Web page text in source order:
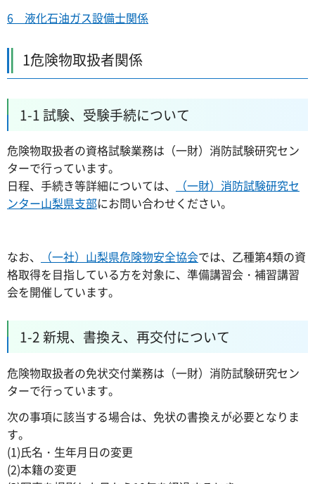
6 液化石油ガス設備士関係
1危険物取扱者関係
1-1 試験、受験手続について
危険物取扱者の資格試験業務は（一財）消防試験研究セン
ターで行っています。
日程、手続き等詳細については、
（一財）消防試験研究セ
ンター山梨県支部にお問い合わせください。
なお、 （一社）山梨県危険物安全協会では、乙種第4類の資
格取得を目指している方を対象に、準備講習会・補習講習
会を開催しています。
1-2 新規、書換え、再交付について
危険物取扱者の免状交付業務は（一財）消防試験研究セン
ターで行っています。
次の事項に該当する場合は、免状の書換えが必要となりま
す。
(1)氏名・生年月日の変更
(2)本籍の変更